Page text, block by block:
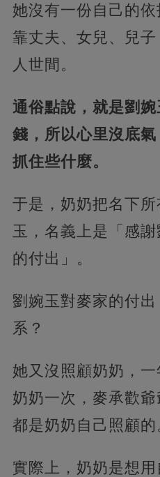
她沒有一份自己的
靠丈夫、女兒、兒
人世間。
通俗點說，就是劉
錢，所以心里沒底
抓住些什麼。
于是，奶奶把名下
玉，名義上是「感
的付出」。
劉婉玉對麥家的付
系？
她又沒照顧奶奶，
奶奶一次，麥承歡
都是奶奶自己照顧的
實際上，奶奶是想